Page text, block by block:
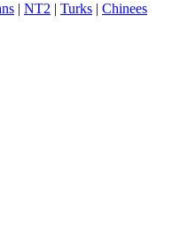
| NT2 | Turks | Chinees